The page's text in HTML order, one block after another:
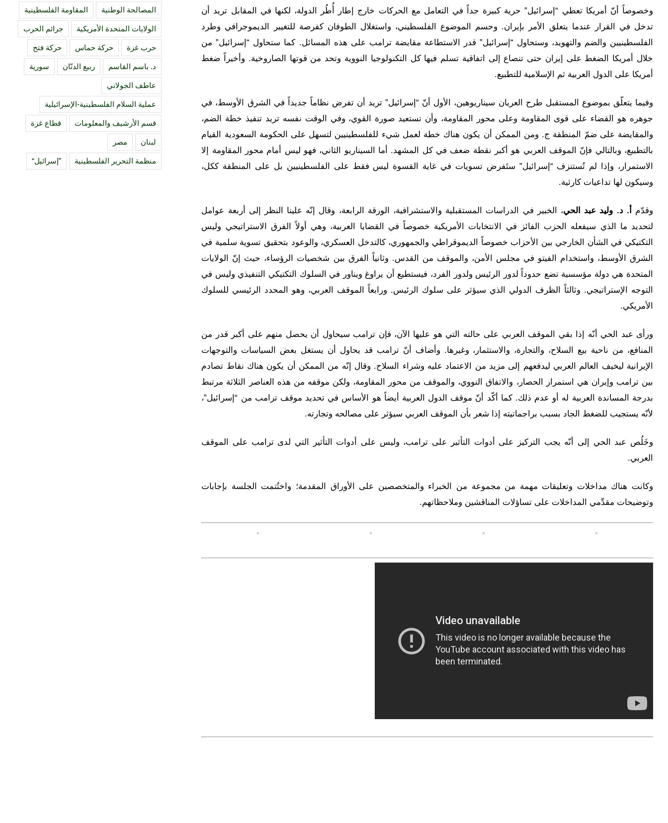
وخصوصاً أنّ أمريكا تعطي “إسرائيل” حرية كبيرة جداً في التعامل مع الحركات خارج إطار أُطُر الدولة، لكنها في المقابل تريد أن
تدخل في القرار عندما يتعلق الأمر بإيران. وحسم الموضوع الفلسطيني، واستغلال الطوفان كفرصة للتغيير الديموجرافي وطرد
الفلسطينيين والضم والتهويد، وستحاول “إسرائيل” قدر الاستطاعة مقايضة ترامب على هذه المسائل. كما ستحاول “إسرائيل” من
خلال أمريكا الضغط على إيران حتى تنصاع إلى اتفاقية تسلم فيها كل التكنولوجيا النووية وتحد من قوتها الصاروخية. وأخيراً ضغط
أمريكا على الدول العربية ثم الإسلامية للتطبيع.
وفيما يتعلّق بموضوع المستقبل طرح العريان سيناريوهين، الأول أنّ “إسرائيل” تريد أن تفرض نظاماً جديداً في الشرق الأوسط، في
جوهره هو القضاء على قوى المقاومة وعلى محور المقاومة، وأن تستعيد صورة القوي، وفي الوقت نفسه تريد تنفيذ خطة الضم،
والمقايضة على ضمّ المنطقة ج. ومن الممكن أن يكون هناك خطة لعمل شيء للفلسطينيين لتسهل على الحكومة السعودية القيام
بالتطبيع، وبالتالي فإنّ الموقف العربي هو أكبر نقطة ضعف في كل المشهد. أما السيناريو الثاني، فهو ليس أمام محور المقاومة إلا
الاستمرار، وإذا لم تُستنزف “إسرائيل” ستَفرض تسويات في غاية القسوة ليس فقط على الفلسطينيين بل على المنطقة ككل،
وسيكون لها تداعيات كارثية.
وقدّمأ. د. وليد عبد الحي، الخبير في الدراسات المستقبلية والاستشرافية، الورقة الرابعة، وقال إنّه علينا النظر إلى أربعة عوامل
لتحديد ما الذي سيفعله الحزب الفائز في الانتخابات الأمريكية خصوصاً في القضايا العربية، وهي أولاً الفرق الاستراتيجي وليس
التكتيكي في الشأن الخارجي بين الأحزاب خصوصاً الديموقراطي والجمهوري، كالتدخل العسكري، والوعود بتحقيق تسوية سلمية في
الشرق الأوسط، واستخدام الفيتو في مجلس الأمن، والموقف من القدس. وثانياً الفرق بين شخصيات الرؤساء، حيث إنّ الولايات
المتحدة هي دولة مؤسسية تضع حدوداً لدور الرئيس ولدور الفرد، فيستطيع أن يراوغ ويناور في السلوك التكتيكي التنفيذي وليس في
التوجه الإستراتيجي. وثالثاً الظرف الدولي الذي سيؤثر على سلوك الرئيس. ورابعاً الموقف العربي، وهو المحدد الرئيسي للسلوك
الأمريكي.
ورأى عبد الحي أنّه إذا بقي الموقف العربي على حالته التي هو عليها الآن، فإن ترامب سيحاول أن يحصل منهم على أكبر قدر من
المنافع، من ناحية بيع السلاح، والتجارة، والاستثمار، وغيرها. وأضاف أنّ ترامب قد يحاول أن يستغل بعض السياسات والتوجهات
الإيرانية ليخيف العالم العربي ليدفعهم إلى مزيد من الاعتماد عليه وشراء السلاح. وقال إنّه من الممكن أن يكون هناك نقاط تصادم
بين ترامب وإيران هي استمرار الحصار، والاتفاق النووي، والموقف من محور المقاومة، ولكن موقفه من هذه العناصر الثلاثة مرتبط
بدرجة المساندة العربية له أو عدم ذلك. كما أكّد أنّ موقف الدول العربية أيضاً هو الأساس في تحديد موقف ترامب من “إسرائيل”،
لأنّه يستجيب للضغط الجاد بسبب براجماتيته إذا شعر بأن الموقف العربي سيؤثر على مصالحه وتجارته.
وخَلُص عبد الحي إلى أنّه يجب التركيز على أدوات التأثير على ترامب، وليس على أدوات التأثير التي لدى ترامب على الموقف
العربي.
وكانت هناك مداخلات وتعليقات مهمة من مجموعة من الخبراء والمتخصصين على الأوراق المقدمة؛ واختُتمت الجلسة بإجابات
وتوضيحات مقدِّمي المداخلات على تساؤلات المناقشين وملاحظاتهم.
المصالحة الوطنية المقاومة الفلسطينية
الولايات المتحدة الأمريكية جرائم الحرب
حرب غزة حركة حماس حركة فتح
د. باسم القاسم ربيع الدنّان سورية
عاطف الجولاني
عملية السلام الفلسطينية-الإسرائيلية
قسم الأرشيف والمعلومات قطاع غزة
لبنان مصر
منظمة التحرير الفلسطينية ”إسرائيل“